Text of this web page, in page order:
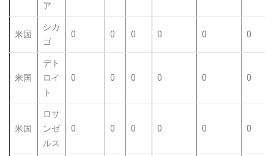
ア
米国
シカ
ゴ
0 0 0 0 0 0
米国
デト
ロイ
ト
0 0 0 0 0 0
米国
ロサ
ンゼ
ルス
0 0 0 0 0 0